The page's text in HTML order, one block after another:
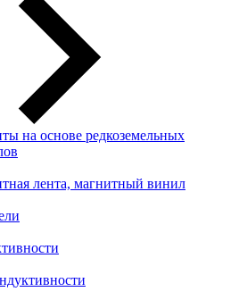
на основе редкоземельных
лента, магнитный винил